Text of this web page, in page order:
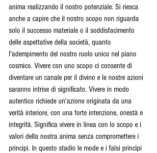
anima realizzando il nostro potenziale. Si riesca
anche a capire che il nostro scopo non riguarda
solo il successo materiale o il soddisfacimento
delle aspettative della società, quanto
l'adempimento del nostro ruolo unico nel piano
cosmico. Vivere con uno scopo ci consente di
diventare un canale per il divino e le nostre azioni
saranno intrise di significato. Vivere in modo
autentico richiede un'azione originata da una
verità interiore, con una forte intenzione, onestà e
integrità. Significa vivere in linea con lo scopo e i
valori della nostra anima senza compromettere i
principi. In questo stadio le mode e i falsi princìpi